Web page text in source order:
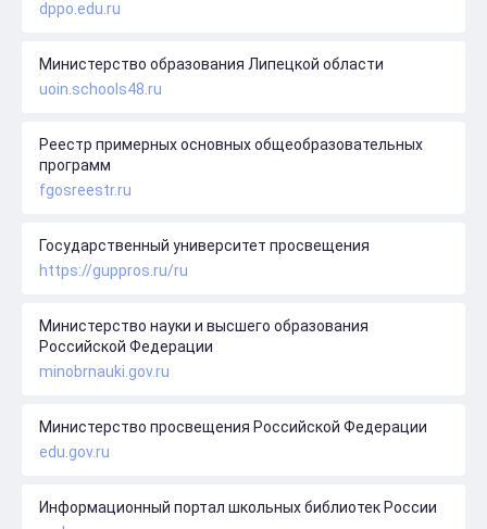
dppo.edu.ru
Министерство образования Липецкой области
uoin.schools48.ru
Реестр примерных основных общеобразовательных
программ
fgosreestr.ru
Государственный университет просвещения
https://guppros.ru/ru
Министерство науки и высшего образования
Российской Федерации
minobrnauki.gov.ru
Министерство просвещения Российской Федерации
edu.gov.ru
Информационный портал школьных библиотек России